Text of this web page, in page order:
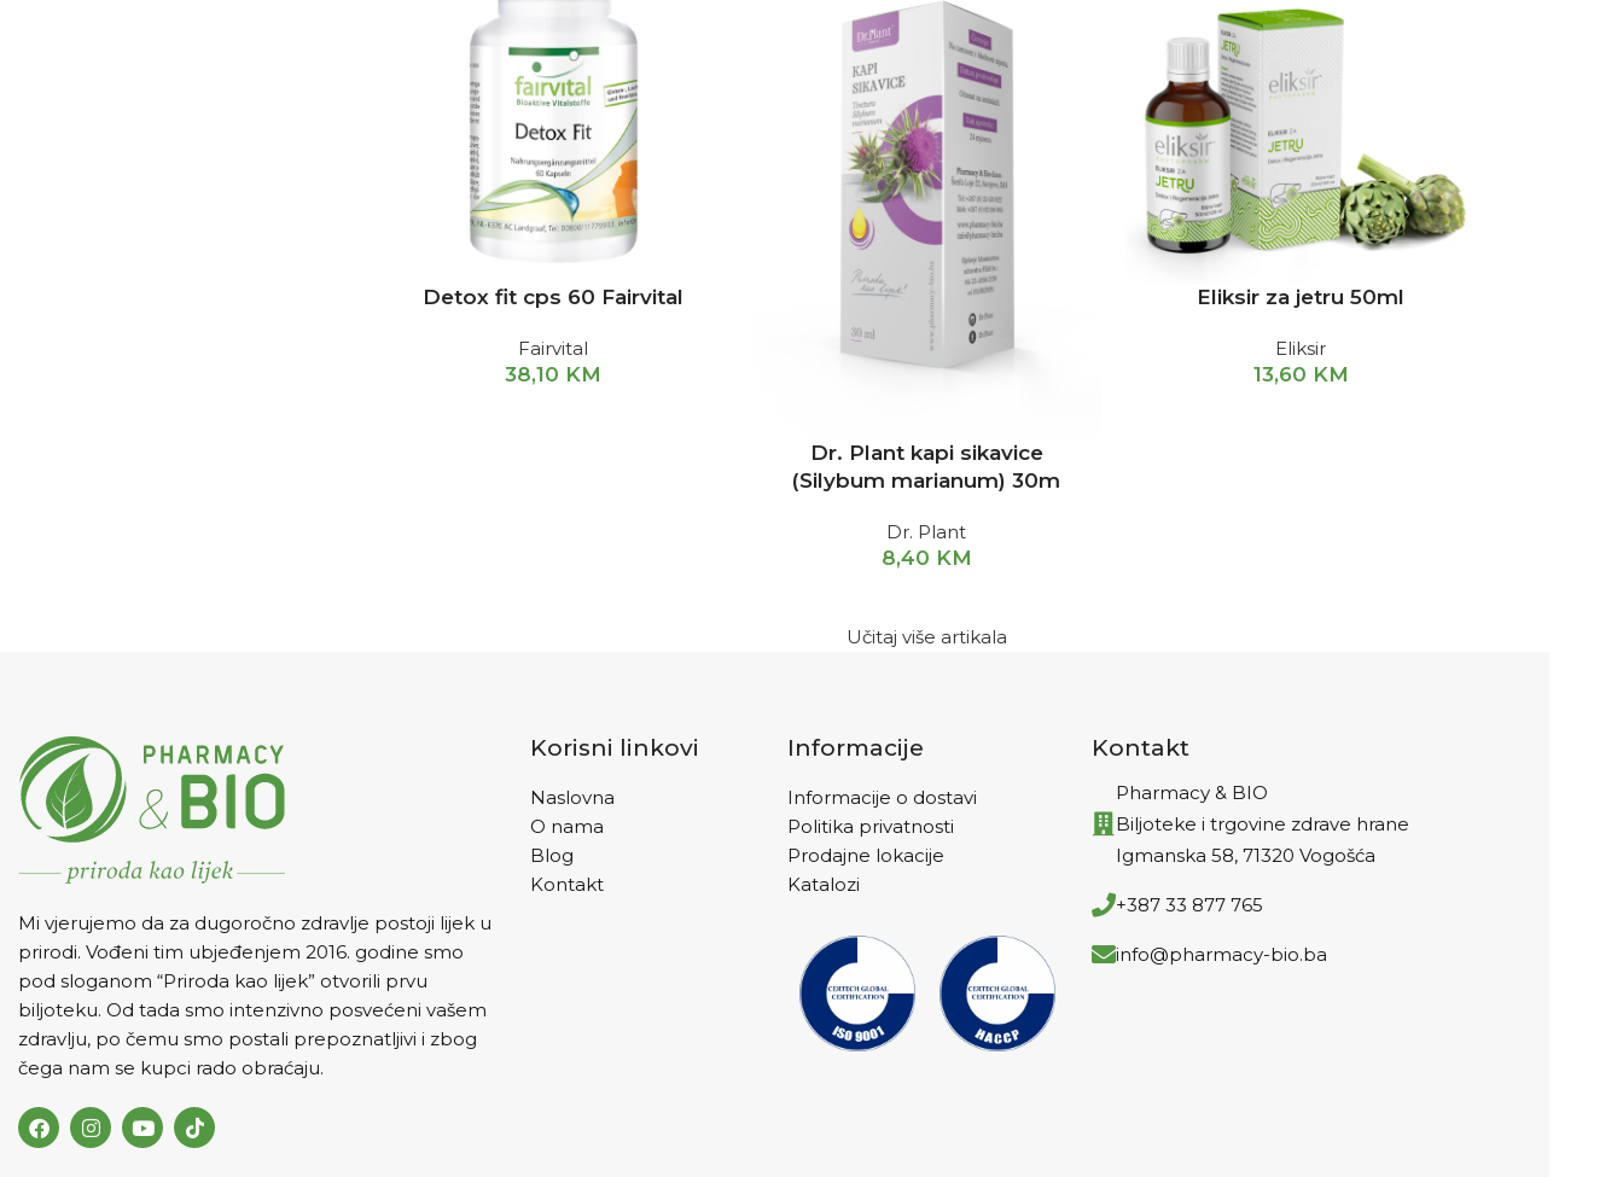
Detox fit cps 60 Fairvital
Fairvital
38,10 KM
Dr. Plant kapi sikavice
(Silybum marianum) 30m
Dr. Plant
8,40 KM
Eliksir za jetru 50ml
Eliksir
13,60 KM
Učitaj više artikala
Mi vjerujemo da za dugoročno zdravlje postoji lijek u
prirodi. Vođeni tim ubjeđenjem 2016. godine smo
pod sloganom “Priroda kao lijek” otvorili prvu
biljoteku. Od tada smo intenzivno posvećeni vašem
zdravlju, po čemu smo postali prepoznatljivi i zbog
čega nam se kupci rado obraćaju.
Korisni linkovi
Naslovna
O nama
Blog
Kontakt
Informacije
Informacije o dostavi
Politika privatnosti
Prodajne lokacije
Katalozi
Kontakt
Pharmacy & BIO
Biljoteke i trgovine zdrave hrane
Igmanska 58, 71320 Vogošća
+387 33 877 765
info@pharmacy-bio.ba